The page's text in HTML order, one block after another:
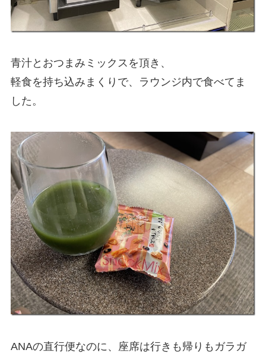
青汁とおつまみミックスを頂き、
軽食を持ち込みまくりで、ラウンジ内で食べてま
した。
ANAの直行便なのに、座席は行きも帰りもガラガ